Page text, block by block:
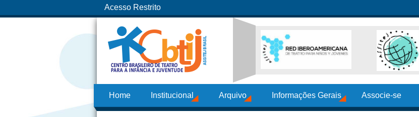
Acesso Restrito
Home Institucional Arquivo Informações Gerais Associe-se